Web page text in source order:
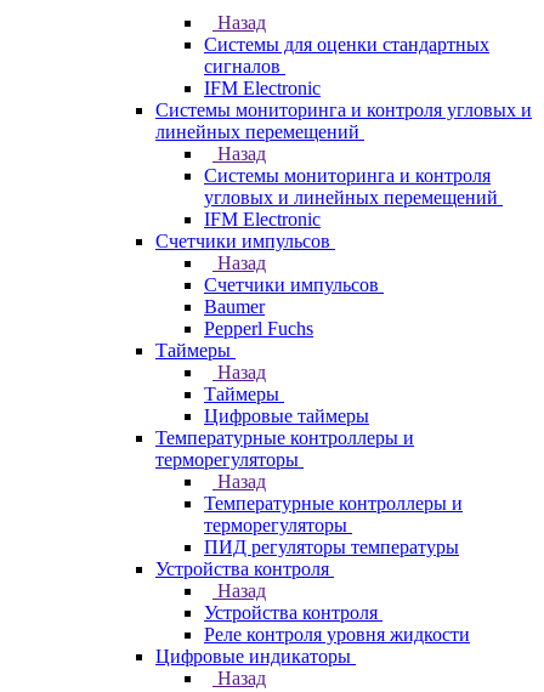
Назад
Системы для оценки стандартных
сигналов
IFM Electronic
Системы мониторинга и контроля угловых и
линейных перемещений
Назад
Системы мониторинга и контроля
угловых и линейных перемещений
IFM Electronic
Счетчики импульсов
Назад
Счетчики импульсов
Baumer
Pepperl Fuchs
Таймеры
Назад
Таймеры
Цифровые таймеры
Температурные контроллеры и
терморегуляторы
Назад
Температурные контроллеры и
терморегуляторы
ПИД регуляторы температуры
Устройства контроля
Назад
Устройства контроля
Реле контроля уровня жидкости
Цифровые индикаторы
Назад